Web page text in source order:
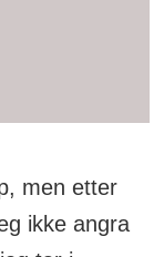
Jakob
men etter
ikke angra